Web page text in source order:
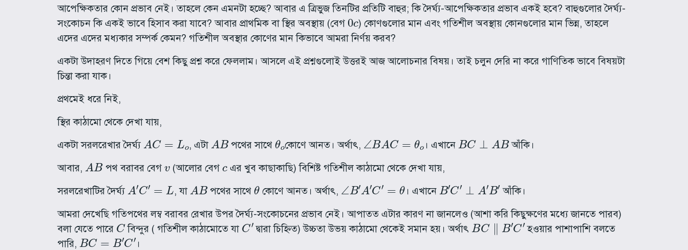
আপেক্ষিকতার কোন প্রভাব নেই। তাহলে কেন এমনটা হচ্ছে? আবার এ ত্রিভুজ তিনটির প্রতিটি বাহুর; কি দৈর্ঘ্য-আপেক্ষিকতার প্রভাব একই হবে? বাহুগুলোর দৈর্ঘ্য-
সংকোচন কি একই ভাবে হিসাব করা যাবে? আবার প্রাথমিক বা স্থির অবস্থায় (বেগ
0c
) কোণগুলোর মান এবং গতিশীল অবস্থায় কোনগুলোর মান ভিন্ন, তাহলে
এদের এদের মধ্যকার সম্পর্ক কেমন? গতিশীল অবস্থার কোণের মান কিভাবে আমরা নির্ণয় করব?
একটা উদাহরণ দিতে গিয়ে বেশ কিছু প্রশ্ন করে ফেললাম। আসলে এই প্রশ্নগুলোই উত্তরই আজ আলোচনার বিষয়। তাই চলুন দেরি না করে গাণিতিক ভাবে বিষয়টা
চিন্তা করা যাক।
প্রথমেই ধরে নিই,
স্থির কাঠামো থেকে দেখা যায়,
একটা সরলরেখার দৈর্ঘ্য
A C= o
, এটা
A B
পথের সাথে
θ
কোণে আনত। অর্থাৎ,
∠B A C= o
। এখানে
BC⊥A B
আঁকি।
আবার,
A B
পথ বরাবর বেগ (আলোর বেগ
এর খুব কাছাকাছি) বিশিষ্ট গতিশীল কাঠামো থেকে দেখা যায়,
সরলরেখাটির দৈর্ঘ্য
A′C′=
, যা
A B
পথের সাথে
θ
কোণে আনত। অর্থাৎ,
∠B′ A′C′=
। এখানে
B′C′⊥ A B′
আঁকি।
আমরা দেখেছি গতিপথের লম্ব বরাবর রেখার উপর দৈর্ঘ্য-সংকোচনের প্রভাব নেই। আপাতত এটার কারণ না জানলেও (আশা করি কিছুক্ষণের মধ্যে জানতে পারব)
বলা যেতে পারে
C
বিন্দুর ( গতিশীল কাঠামোতে যা
C′
দ্বারা চিহ্নিত) উচ্চতা উভয় কাঠামো থেকেই সমান হয়। অর্থাৎ
BC∥ B′C′
হওয়ার পাশাপাশি বলতে
পারি,
BC=B′C′
।